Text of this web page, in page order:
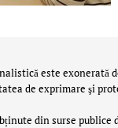
este exonerată
de exprimare şi
din surse publice